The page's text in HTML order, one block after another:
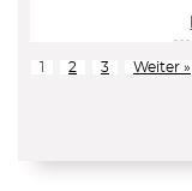
1 2 3 Weiter »